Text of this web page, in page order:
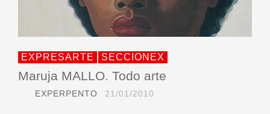
EXPRESARTE SECCIONEX
Maruja MALLO. Todo arte
EXPERPENTO 21/01/2010